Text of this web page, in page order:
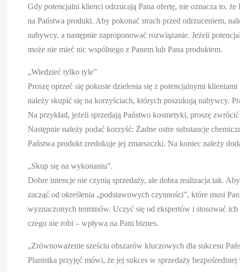
Gdy potencjalni klienci odrzucają Pana ofertę, nie oznacza to,
na Państwa produkt. Aby pokonać strach przed odrzuceniem,
nabywcy, a następnie zaproponować rozwiązanie. Jeżeli
może nie mieć nic wspólnego z Panem lub Pana produktem.
„Wiedzieć tylko tyle”
Proszę oprzeć się pokusie dzielenia się z potencjalnymi
należy skupić się na korzyściach, których poszukują nabywcy.
Na przykład, jeżeli sprzedają Państwo kosmetyki, proszę
Następnie należy podać korzyść: Żadne ostre substancje
Państwa produkt zredukuje jej zmarszczki. Na koniec należy
„Skup się na wykonaniu”.
Dobre intencje nie czynią sprzedaży, ale dobra realizacja tak.
zacząć od określenia „podstawowych czynności”, które musi
wyznaczonych terminów. Uczyć się od ekspertów i stosować
czego nie robi – wpływa na Pani biznes.
„Zrównoważenie sześciu obszarów kluczowych dla sukcesu
Planistka przyjęć mówi, że jej sukces w sprzedaży